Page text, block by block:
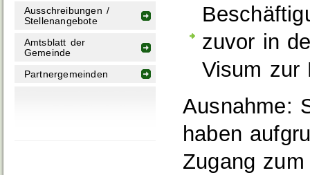
Ausschreibungen /
Stellenangebote
Amtsblatt der
Gemeinde
Partnergemeinden
zuvor in
Visum zur
Ausnahme:
haben
Zugang